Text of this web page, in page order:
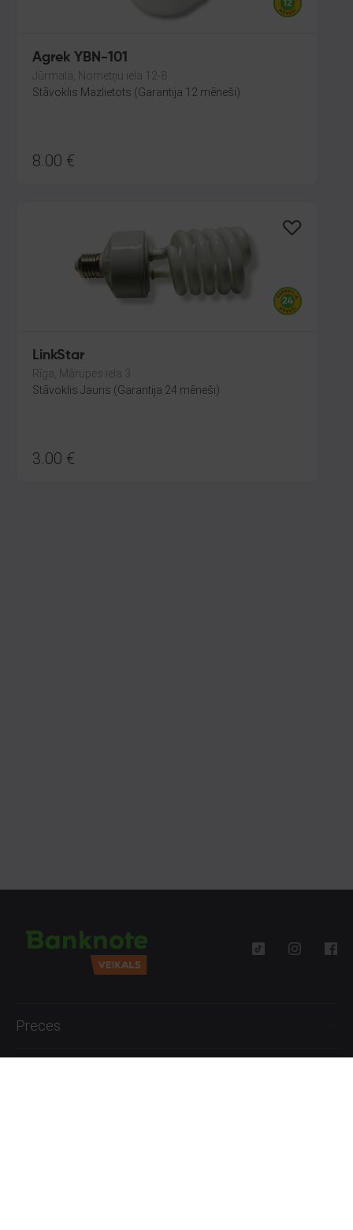
Agrek YBN-101
Jūrmala, Nometņu iela 12-8
Stāvoklis Mazlietots (Garantija 12 mēneši)
8.00 €
LinkStar
Rīga, Mārupes iela 3
Stāvoklis Jauns (Garantija 24 mēneši)
3.00 €
Preces